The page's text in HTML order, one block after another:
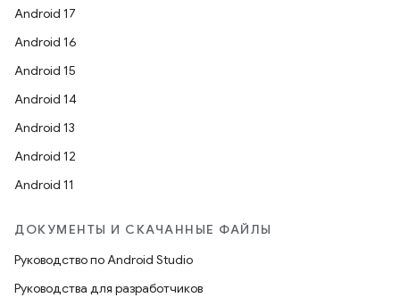
Android 17
Android 16
Android 15
Android 14
Android 13
Android 12
Android 11
ДОКУМЕНТЫ И СКАЧАННЫЕ ФАЙЛЫ
Руководство по Android Studio
Руководства для разработчиков